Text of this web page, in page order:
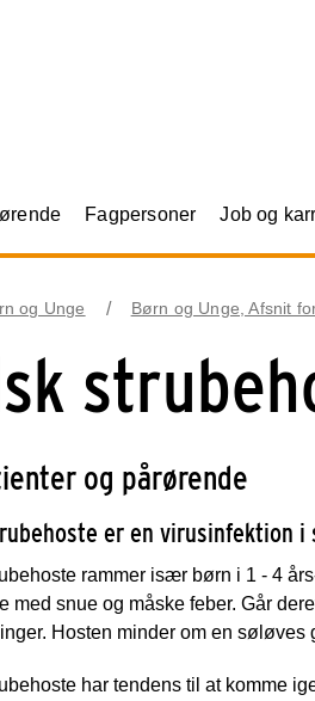
Fagpersoner Job og
og Unge Børn og Unge, Afsnit
og pårørende
er en virusinfektion
rammer især børn i 1 - 4
med snue og måske feber. Går
Hosten minder om en søløves
har tendens til at komme